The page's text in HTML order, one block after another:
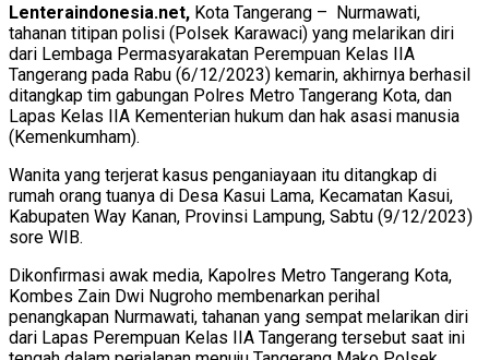
Lenteraindonesia.net, Kota Tangerang – Nurmawati,
tahanan titipan polisi (Polsek Karawaci) yang melarikan diri
dari Lembaga Permasyarakatan Perempuan Kelas IIA
Tangerang pada Rabu (6/12/2023) kemarin, akhirnya berhasil
ditangkap tim gabungan Polres Metro Tangerang Kota, dan
Lapas Kelas IIA Kementerian hukum dan hak asasi manusia
(Kemenkumham).
Wanita yang terjerat kasus penganiayaan itu ditangkap di
rumah orang tuanya di Desa Kasui Lama, Kecamatan Kasui,
Kabupaten Way Kanan, Provinsi Lampung, Sabtu (9/12/2023)
sore WIB.
Dikonfirmasi awak media, Kapolres Metro Tangerang Kota,
Kombes Zain Dwi Nugroho membenarkan perihal
penangkapan Nurmawati, tahanan yang sempat melarikan diri
dari Lapas Perempuan Kelas IIA Tangerang tersebut saat ini